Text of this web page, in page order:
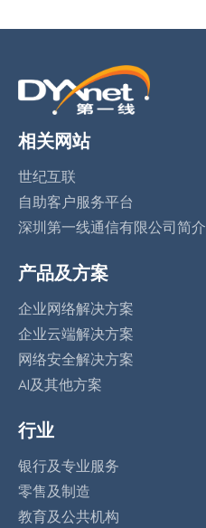
相关网站
世纪互联
自助客户服务平台
深圳第一线通信有限公司简介
产品及方案
企业网络解决方案
企业云端解决方案
网络安全解决方案
AI及其他方案
行业
银行及专业服务
零售及制造
教育及公共机构